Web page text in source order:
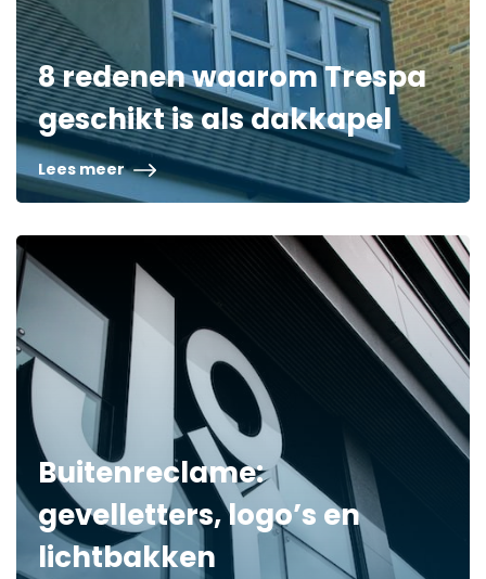
8 redenen waarom Trespa
geschikt is als dakkapel
Lees meer
Buitenreclame:
gevelletters, logo’s en
lichtbakken